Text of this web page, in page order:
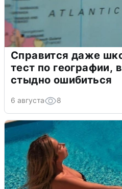
Справится даже
тест по географии,
стыдно ошибиться
6 августа 8